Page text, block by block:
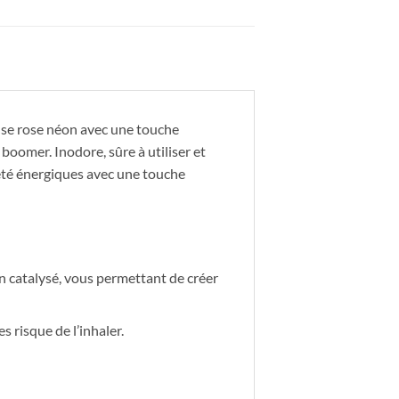
rose néon avec une touche
Inodore, sûre à utiliser et
énergiques avec une touche
catalysé, vous permettant de créer
risque de l’inhaler.